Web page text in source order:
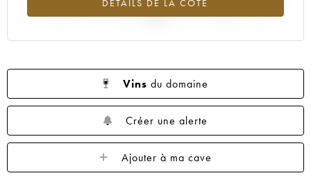
Vins du domaine
Créer une alerte
Ajouter à ma cave